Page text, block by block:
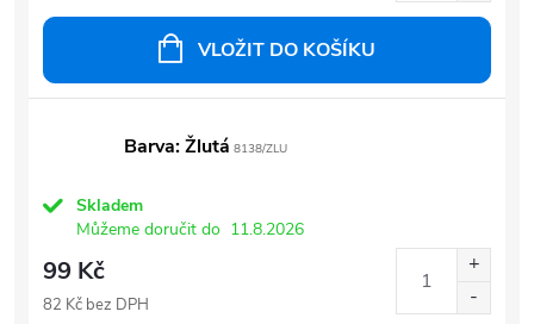
VLOŽIT DO KOŠÍKU
Barva: Žlutá 8138/ZLU
Skladem
Můžeme doručit do 11.8.2026
99 Kč
82 Kč bez DPH